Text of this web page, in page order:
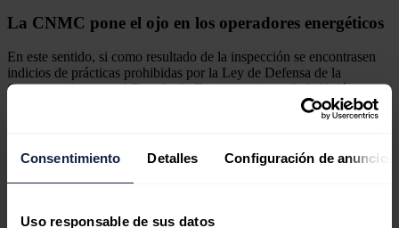
Consentimiento Detalles Configuración de anuncios
Uso responsable de sus datos
La CNMC pone el ojo en los operadores energéticos
En este sentido, si como resultado de la inspección se encontrasen
indicios de prácticas prohibidas por la Ley de Defensa de la
Competencia y por el Tratado de Funcionamiento de la Unión
Europea, la CNMC procederá a la incoar formalmente un
La CNMC, atenta ante el cobro de costes extras en los
cambios al mercado regulado de gas
En el marco de su investigación sobre cómo las
cambio a la tarifa regulada de gas (TUR), la Comisión